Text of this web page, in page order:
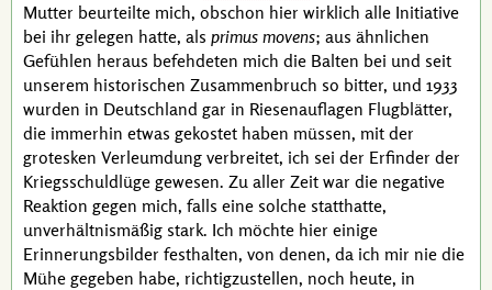
Mutter beurteilte mich, obschon hier wirklich alle Initiative
bei ihr gelegen hatte, als primus movens; aus ähnlichen
Gefühlen heraus befehdeten mich die Balten bei und seit
unserem historischen Zusammenbruch so bitter, und 1933
wurden in Deutschland gar in Riesenauflagen Flugblätter,
die immerhin etwas gekostet haben müssen, mit der
grotesken Verleumdung verbreitet, ich sei der Erfinder der
Kriegsschuldlüge gewesen. Zu aller Zeit war die negative
Reaktion gegen mich, falls eine solche statthatte,
unverhältnismäßig stark. Ich möchte hier einige
Erinnerungsbilder festhalten, von denen, da ich mir nie die
Mühe gegeben habe, richtigzustellen, noch heute, in